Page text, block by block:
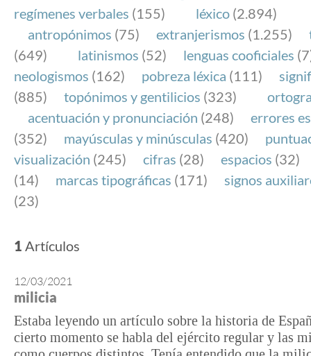
el buen uso del español en los medios de
Internet.
regímenes verbales (155) léxico (2.894)
antropónimos (75) extranjerismos (1.255)
(649)
latinismos (52) lenguas cooficiales
neologismos (162) pobreza léxica (111)
(885)
topónimos y gentilicios (323)
acentuación y pronunciación (248)
errores
(352)
mayúsculas y minúsculas (420)
visualización (245) cifras (28) espacios (32)
(14)
marcas tipográficas (171)
signos
(23)
1 Artículos
12/03/2021
milicia
Estaba leyendo un artículo sobre la historia de
cierto momento se habla del ejército regular y las